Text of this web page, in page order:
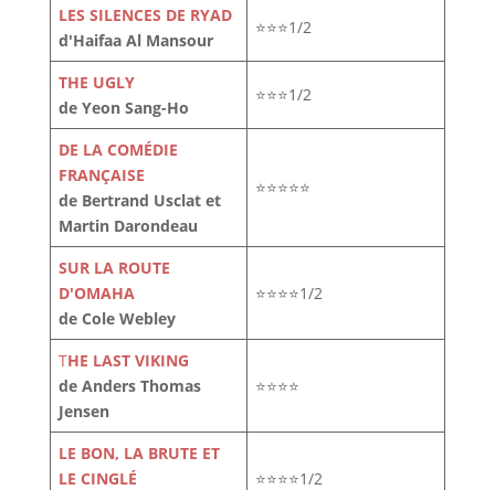
LES SILENCES DE RYAD
d'Haifaa Al Mansour
⭐⭐⭐1/2
THE UGLY
de Yeon Sang-Ho
⭐⭐⭐1/2
DE LA COMÉDIE
FRANÇAISE
de Bertrand Usclat et
Martin Darondeau
⭐⭐⭐⭐⭐
SUR LA ROUTE
D'OMAHA
de Cole Webley
⭐⭐⭐⭐1/2
THE LAST VIKING
de Anders Thomas
Jensen
⭐⭐⭐⭐
LE BON, LA BRUTE ET
LE CINGLÉ
⭐⭐⭐⭐1/2